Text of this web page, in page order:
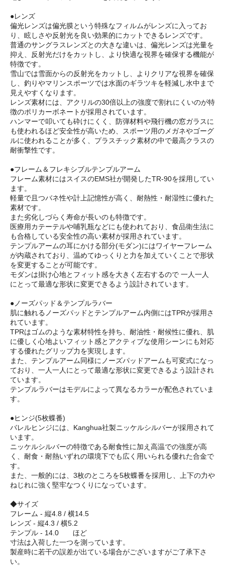
●レンズ
偏光レンズは偏光膜という特殊なフィルムがレンズに入ってお
り、眩しさや反射光を良い効果的にカットできるレンズです。
普通のサングラスレンズとの大きな違いは、偏光レンズは光量を
抑え、反射光だけをカットし、より快適な視界を確保する機能が
特徴です。
雪山では雪面からの反射光をカットし、よりクリアな視界を確保
し、釣りやマリンスポーツでは水面のギラツキを軽減し水中まで
見えやすくなります。
レンズ素材には、アクリルの30倍以上の強度で割れにくいのが特
徴のポリカーボネートが採用されています。
ハンマーで叩いても砕けにくく、防弾材料や飛行機の窓ガラスに
も使われるほど安全性が高いため、スポーツ用のメガネやゴーグ
ルに使われることが多く、プラスチック素材の中で最高クラスの
耐衝撃性です。
●フレーム＆フレキシブルテンプルアーム
フレーム素材にはスイスのEMS社が開発したTR-90を採用してい
ます。
軽量で且つバネ性や計上記憶性が高く、耐熱性・耐湿性に優れた
素材です。
また劣化しづらく寿命が長いのも特徴です。
医療用カテーテルや哺乳瓶などにも使われており、食品衛生法に
も合格している安全性の高い素材が採用されています。
テンプルアームの耳にかける部分(モダン)にはワイヤーフレーム
が内蔵されており、温めてゆっくりと力を加えていくことで形状
を変更することが可能です。
モダンは掛け心地とフィット感を大きく左右するので 一人一人
にとって最適な形状に変更できるよう設計されています。
●ノーズパッド＆テンプルラバー
肌に触れるノーズパッドとテンプルアーム内側にはTPRが採用さ
れています。
TPRはゴムのような素材特性を持ち、耐油性・耐候性に優れ、肌
に優しく心地よいフィット感とアクティブな使用シーンにも対応
する優れたグリップ力を実現します。
また、テンプルアーム同様にノーズパッドアームも可変式になっ
ており、一人一人にとって最適な形状に変更できるよう設計され
ています。
テンプルラバーはモデルによって異なるカラーが配色されていま
す。
●ヒンジ(5枚蝶番)
バレルヒンジには、Kanghua社製ニッケルシルバーが採用されて
います。
ニッケルシルバーの特徴である耐食性に加え高温での強度が高
く、耐食・耐熱いずれの環境下でも広く用いられる優れた合金で
す。
また、一般的には、3枚のところを5枚蝶番を採用し、上下の力や
ねじれに強く堅牢なつくりになっています。
◆サイズ
フレーム - 縦4.8 / 横14.5
レンズ - 縦4.3 / 横5.2
テンプル - 14.0 ほど
寸法は入荷した一つを測っています。
製産時に若干の誤差が出ている場合がございますがご了承下さ
い。